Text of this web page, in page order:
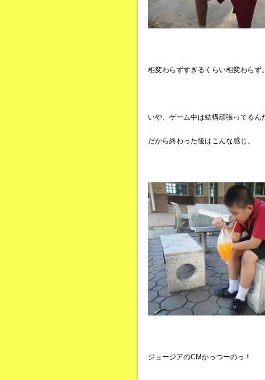
相変わらずすぎるくらい相変わらず
いや、ゲーム中は結構頑張ってるん
だから終わった後はこんな感じ。
ジョージアのCMかっつーのっ！